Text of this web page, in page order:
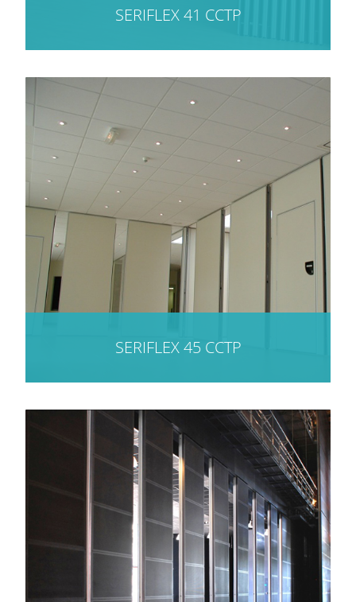
SERIFLEX 41 CCTP
SERIFLEX 45 CCTP